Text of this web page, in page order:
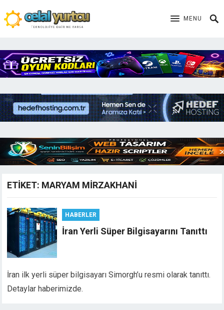
MENU
ETIKET: MARYAM MIRZAKHANI
HABERLER
İran Yerli Süper Bilgisayarını Tanıttı
İran ilk yerli süper bilgisayarı Simorgh’u resmi olarak tanıttı.
Detaylar haberimizde.